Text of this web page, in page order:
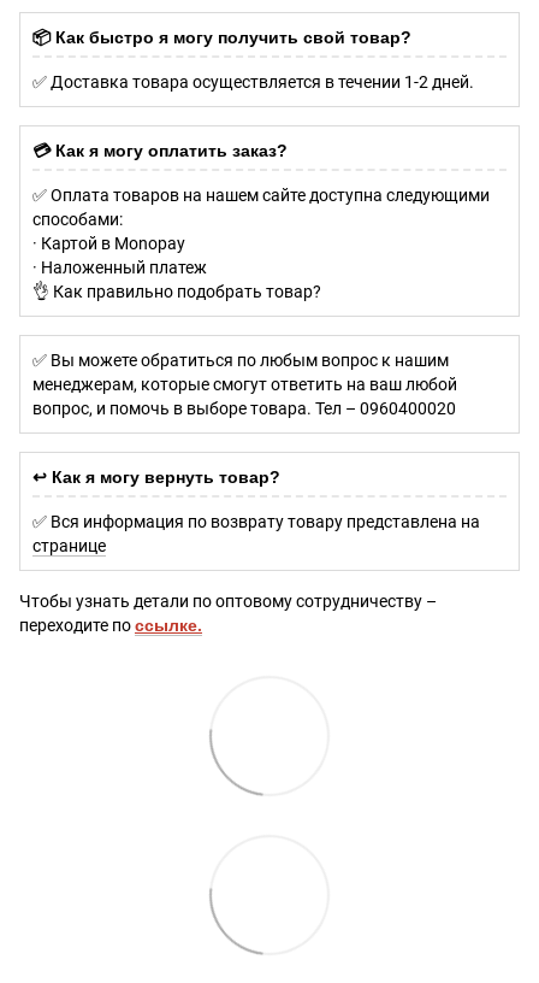
📦 Как быстро я могу получить свой товар?
✅ Доставка товара осуществляется в течении 1-2 дней.
💳 Как я могу оплатить заказ?
✅ Оплата товаров на нашем сайте доступна следующими
способами:
· Картой в Monopay
· Наложенный платеж
👌 Как правильно подобрать товар?
✅ Вы можете обратиться по любым вопрос к нашим
менеджерам, которые смогут ответить на ваш любой
вопрос, и помочь в выборе товара. Тел – 0960400020
↩️ Как я могу вернуть товар?
✅ Вся информация по возврату товару представлена на
странице
Чтобы узнать детали по оптовому сотрудничеству –
переходите поссылке.